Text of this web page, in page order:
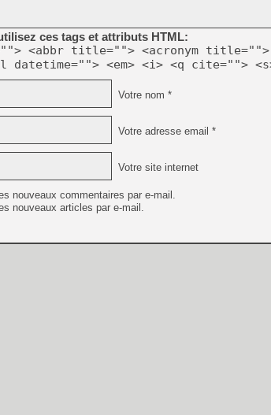
ces tags et attributs HTML:
<abbr title=""> <acronym title="">
datetime=""> <em> <i> <q cite="">
Votre nom *
Votre adresse email *
Votre site internet
nouveaux commentaires par e-mail.
nouveaux articles par e-mail.